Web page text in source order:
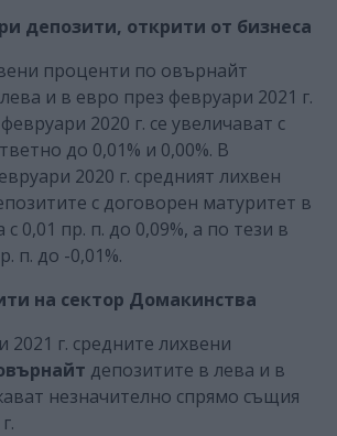
депозити, открити от бизнеса
проценти по овърнайт
и в евро през февруари 2021 г.
2020 г. се увеличават с
до 0,01% и 0,00%. В
2020 г. средният лихвен
с договорен матуритет в
0,01 пр. п. до 0,09%, а по тези в
п. до -0,01%.
на сектор Домакинства
2021 г. средните лихвени
депозитите в лева и в
незначително спрямо същия